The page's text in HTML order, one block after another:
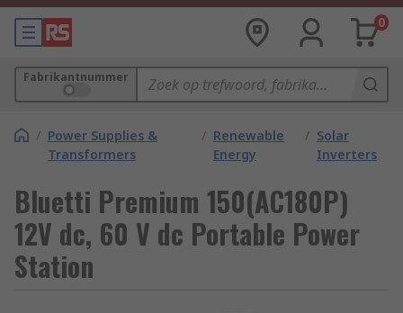
0
Fabrikantnummer
/ Power Supplies &
Transformers
/ Renewable
Energy
/ Solar
Inverters
Bluetti Premium 150(AC180P)
12V dc, 60 V dc Portable Power
Station